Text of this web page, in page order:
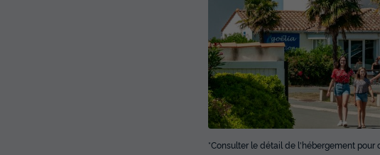
*Consulter le détail de l'hébergement